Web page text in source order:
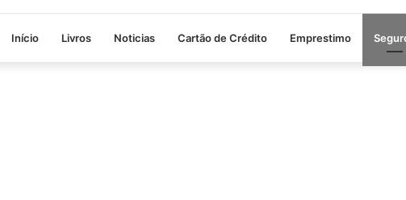
Início Livros Noticias Cartão de Crédito Emprestimo